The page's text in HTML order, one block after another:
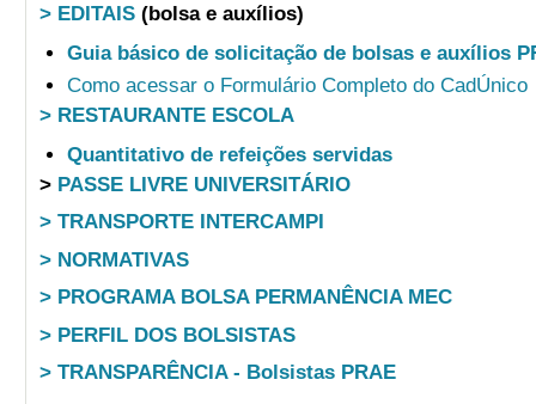
> EDITAIS (bolsa e auxílios)
Guia básico de solicitação de bolsas e auxílios
Como acessar o Formulário Completo do CadÚnico
> RESTAURANTE ESCOLA
Quantitativo de refeições servidas
> PASSE LIVRE UNIVERSITÁRIO
> TRANSPORTE INTERCAMPI
> NORMATIVAS
> PROGRAMA BOLSA PERMANÊNCIA MEC
> PERFIL DOS BOLSISTAS
> TRANSPARÊNCIA - Bolsistas PRAE